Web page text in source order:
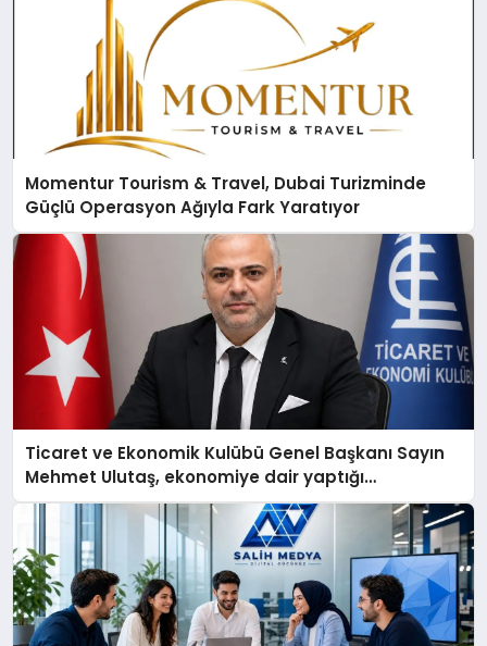
Momentur Tourism & Travel, Dubai Turizminde
Güçlü Operasyon Ağıyla Fark Yaratıyor
Ticaret ve Ekonomik Kulübü Genel Başkanı Sayın
Mehmet Ulutaş, ekonomiye dair yaptığı
açıklamada şunları kaydetti: